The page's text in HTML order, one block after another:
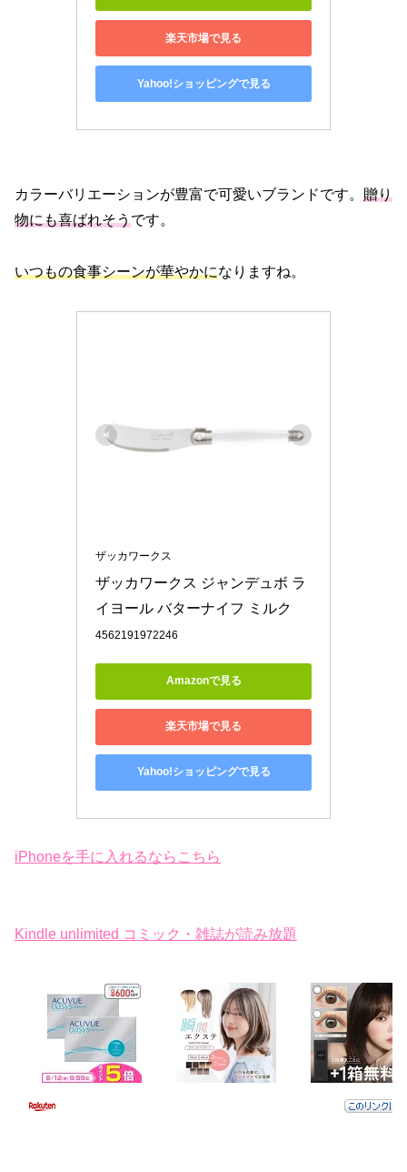
楽天市場で見る
Yahoo!ショッピングで見る
カラーバリエーションが豊富で可愛いブランドです。 贈り
物にも喜ばれそうです。
いつもの食事シーンが華やかになりますね。
ザッカワークス
ザッカワークス ジャンデュボ ラ
イヨール バターナイフ ミルク
4562191972246
Amazonで見る
楽天市場で見る
Yahoo!ショッピングで見る
iPhoneを手に入れるならこちら
Kindle unlimited コミック・雑誌が読み放題